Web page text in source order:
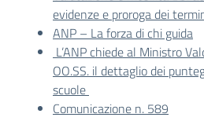
evidenze e proroga dei
ANP – La forza di chi guida
L’ANP chiede al Ministro
OO.SS. il dettaglio dei
scuole
Comunicazione n. 589